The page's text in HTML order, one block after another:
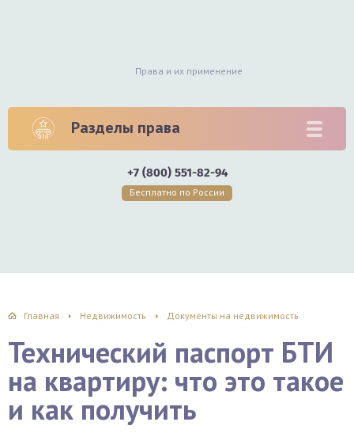
Права и их применение
Разделы права
+7 (800) 551-82-94
Бесплатно по России
Главная Недвижимость Документы на недвижимость
Технический паспорт БТИ
на квартиру: что это такое
и как получить